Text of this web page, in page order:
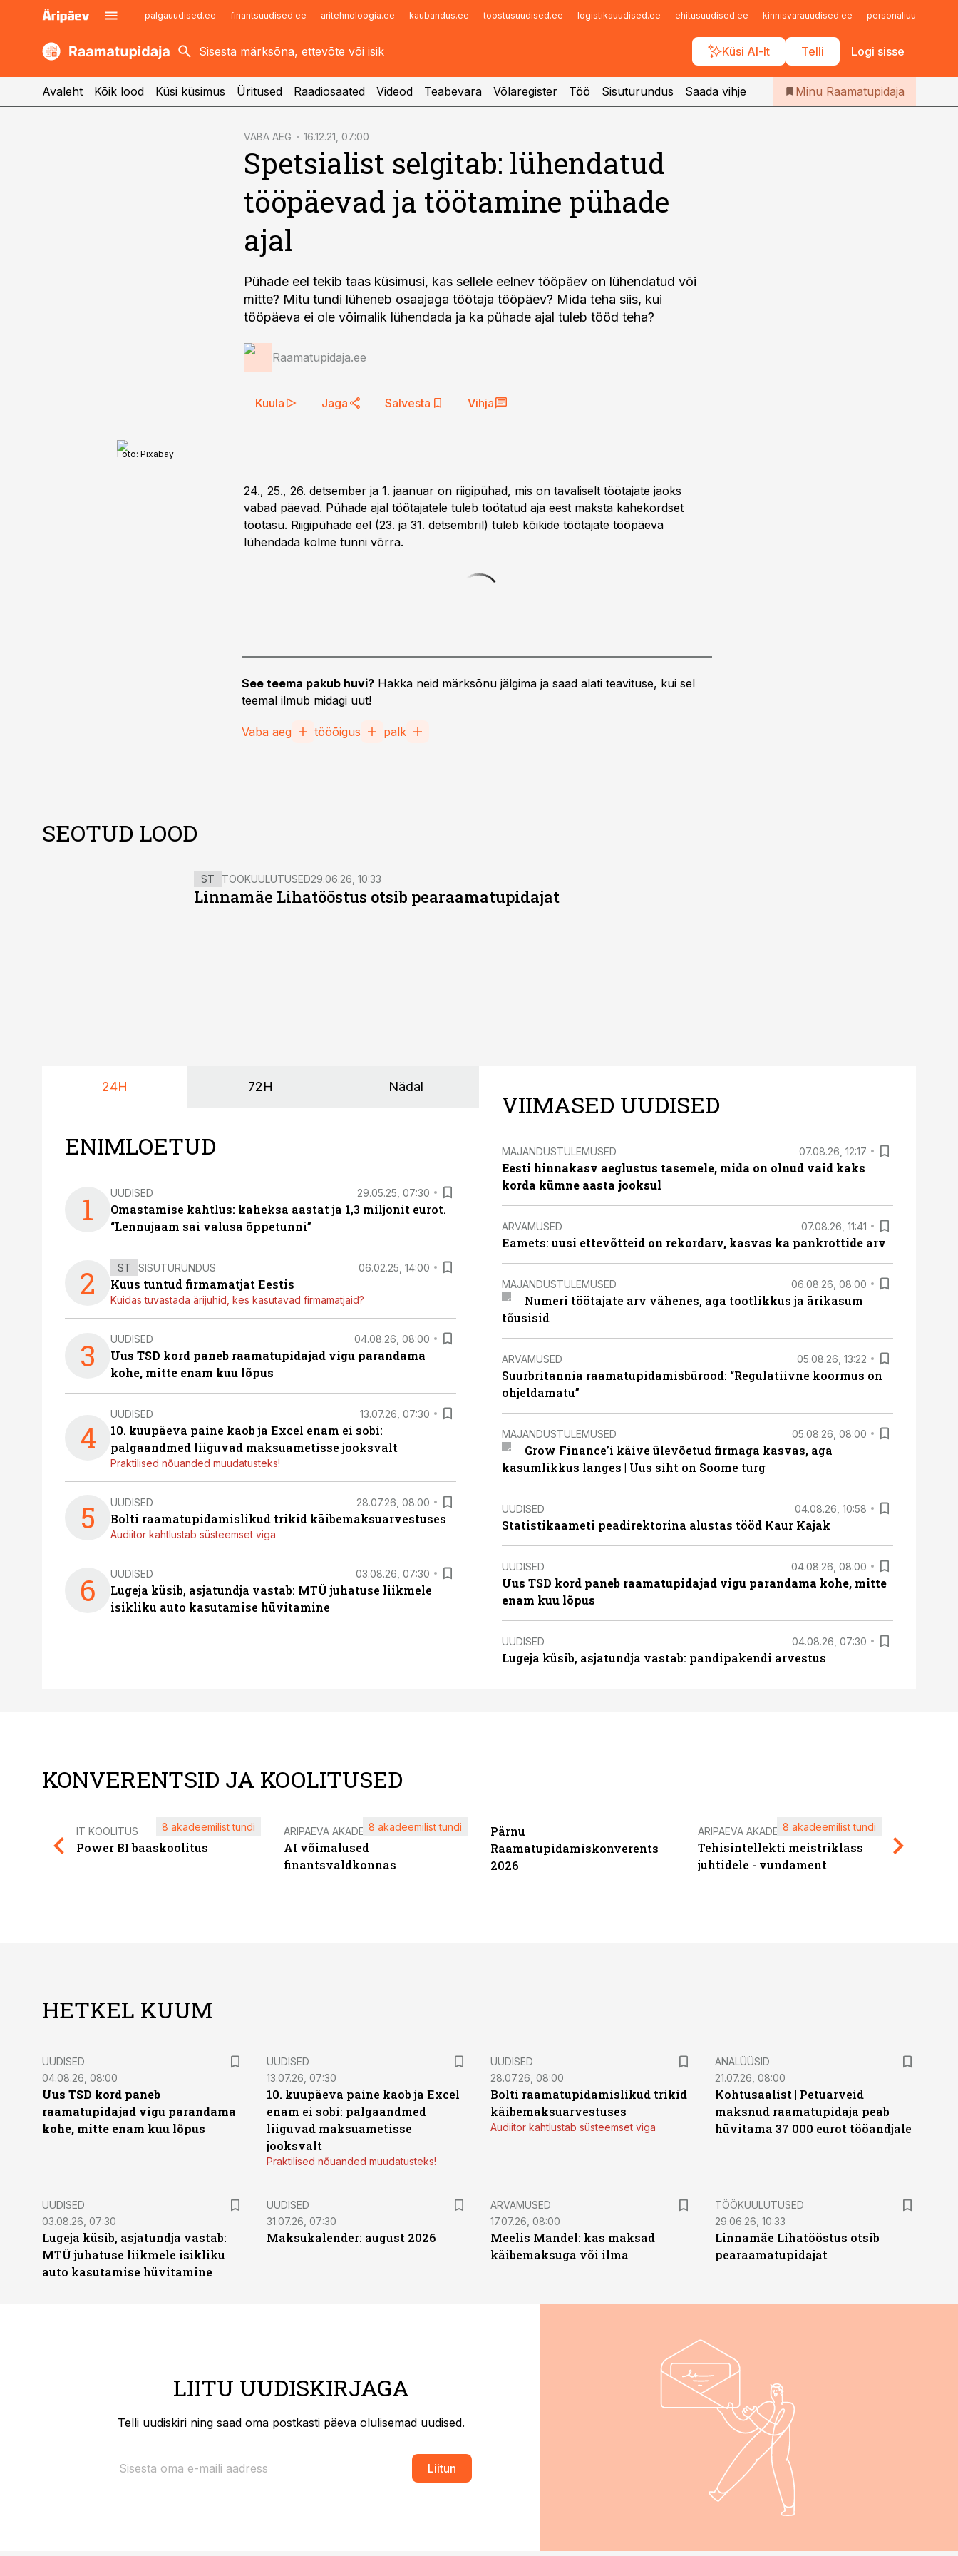
palgauudised.ee finantsuudised.ee aritehnoloogia.ee kaubandus.ee toostusuudised.ee logistikauudised.ee ehitusuudised.ee kinnisvarauudised.ee personaliuudised.ee
Küsi AI-lt Telli Logi sisse
kaubandus.ee
kinnisvarauudised.ee
imelineajalugu.ee
Infopank
Iseteenindus
Telli Raamatupidaja
Avaleht Kõik lood Küsi küsimus Üritused Raadiosaated Videod Teabevara Võlaregister Töö Sisuturundus Saada vihje Minu Raamatupidaja
VABA AEG 16.12.21, 07:00
Spetsialist selgitab: lühendatud
tööpäevad ja töötamine pühade
ajal
Pühade eel tekib taas küsimusi, kas sellele eelnev tööpäev on lühendatud või
mitte? Mitu tundi lüheneb osaajaga töötaja tööpäev? Mida teha siis, kui
tööpäeva ei ole võimalik lühendada ja ka pühade ajal tuleb tööd teha?
Raamatupidaja.ee
Kuula Jaga Salvesta Vihja
Foto: Pixabay
24., 25., 26. detsember ja 1. jaanuar on riigipühad, mis on tavaliselt töötajate jaoks
vabad päevad. Pühade ajal töötajatele tuleb töötatud aja eest maksta kahekordset
töötasu. Riigipühade eel (23. ja 31. detsembril) tuleb kõikide töötajate tööpäeva
lühendada kolme tunni võrra.
See teema pakub huvi? Hakka neid märksõnu jälgima ja saad alati teavituse, kui sel
teemal ilmub midagi uut!
Vaba aeg tööõigus palk
SEOTUD LOOD
ST TÖÖKUULUTUSED29.06.26, 10:33
Linnamäe Lihatööstus otsib pearaamatupidajat
24H 72H Nädal
ENIMLOETUD
1 UUDISED 29.05.25, 07:30
Omastamise kahtlus: kaheksa aastat ja 1,3 miljonit eurot.
“Lennujaam sai valusa õppetunni”
2 ST SISUTURUNDUS 06.02.25, 14:00
Kuus tuntud firmamatjat Eestis
Kuidas tuvastada ärijuhid, kes kasutavad firmamatjaid?
3 UUDISED 04.08.26, 08:00
Uus TSD kord paneb raamatupidajad vigu parandama
kohe, mitte enam kuu lõpus
4
UUDISED 13.07.26, 07:30
10. kuupäeva paine kaob ja Excel enam ei sobi:
palgaandmed liiguvad maksuametisse jooksvalt
Praktilised nõuanded muudatusteks!
5 UUDISED 28.07.26, 08:00
Bolti raamatupidamislikud trikid käibemaksuarvestuses
Audiitor kahtlustab süsteemset viga
6 UUDISED 03.08.26, 07:30
Lugeja küsib, asjatundja vastab: MTÜ juhatuse liikmele
isikliku auto kasutamise hüvitamine
VIIMASED UUDISED
MAJANDUSTULEMUSED 07.08.26, 12:17
Eesti hinnakasv aeglustus tasemele, mida on olnud vaid kaks
korda kümne aasta jooksul
ARVAMUSED 07.08.26, 11:41
Eamets: uusi ettevõtteid on rekordarv, kasvas ka pankrottide arv
MAJANDUSTULEMUSED 06.08.26, 08:00
Numeri töötajate arv vähenes, aga tootlikkus ja ärikasum
tõusisid
ARVAMUSED 05.08.26, 13:22
Suurbritannia raamatupidamisbürood: “Regulatiivne koormus on
ohjeldamatu”
MAJANDUSTULEMUSED 05.08.26, 08:00
Grow Finance’i käive ülevõetud firmaga kasvas, aga
kasumlikkus langes | Uus siht on Soome turg
UUDISED 04.08.26, 10:58
Statistikaameti peadirektorina alustas tööd Kaur Kajak
UUDISED 04.08.26, 08:00
Uus TSD kord paneb raamatupidajad vigu parandama kohe, mitte
enam kuu lõpus
UUDISED 04.08.26, 07:30
Lugeja küsib, asjatundja vastab: pandipakendi arvestus
KONVERENTSID JA KOOLITUSED
IT KOOLITUS
Power BI baaskoolitus
8 akadeemilist tundi ÄRIPÄEVA AKADEEMIA
AI võimalused
finantsvaldkonnas
8 akadeemilist tundi
Pärnu
Raamatupidamiskonverents
2026
ÄRIPÄEVA AKADEEMIA
Tehisintellekti meistriklass
juhtidele - vundament
8 akadeemilist tundi
HETKEL KUUM
UUDISED
04.08.26, 08:00
Uus TSD kord paneb
raamatupidajad vigu parandama
kohe, mitte enam kuu lõpus
UUDISED
13.07.26, 07:30
10. kuupäeva paine kaob ja Excel
enam ei sobi: palgaandmed
liiguvad maksuametisse
jooksvalt
Praktilised nõuanded muudatusteks!
UUDISED
28.07.26, 08:00
Bolti raamatupidamislikud trikid
käibemaksuarvestuses
Audiitor kahtlustab süsteemset viga
ANALÜÜSID
21.07.26, 08:00
Kohtusaalist | Petuarveid
maksnud raamatupidaja peab
hüvitama 37 000 eurot tööandjale
UUDISED
03.08.26, 07:30
Lugeja küsib, asjatundja vastab:
MTÜ juhatuse liikmele isikliku
auto kasutamise hüvitamine
UUDISED
31.07.26, 07:30
Maksukalender: august 2026
ARVAMUSED
17.07.26, 08:00
Meelis Mandel: kas maksad
käibemaksuga või ilma
ST
TÖÖKUULUTUSED
29.06.26, 10:33
Linnamäe Lihatööstus otsib
pearaamatupidajat
LIITU UUDISKIRJAGA
Telli uudiskiri ning saad oma postkasti päeva olulisemad uudised.
Liitun